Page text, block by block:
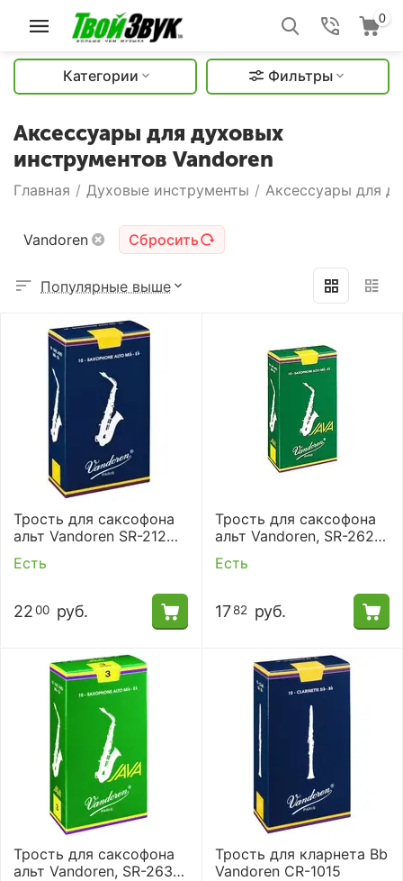
0
Категории Фильтры
Аксессуары для духовых
инструментов Vandoren
Главная / Духовые инструменты / Аксессуары для
Vandoren Сбросить
Популярные выше
Трость для саксофона
альт Vandoren SR-212
(2)
Есть
2200 руб.
Трость для саксофона
альт Vandoren, SR-262
(№ 2)
Есть
1782 руб.
Трость для саксофона
альт Vandoren, SR-263
Трость для кларнета Bb
Vandoren CR-1015